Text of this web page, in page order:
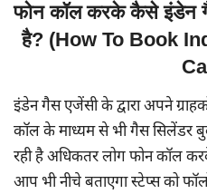
फोन कॉल करके कैसे इंडेन
है? (How To Book
इंडेन गैस एजेंसी के द्वारा अपने
कॉल के माध्यम से भी गैस सिलेंडर
रही है अधिकतर लोग फोन कॉल
आप भी नीचे बताएगा स्टेप्स को